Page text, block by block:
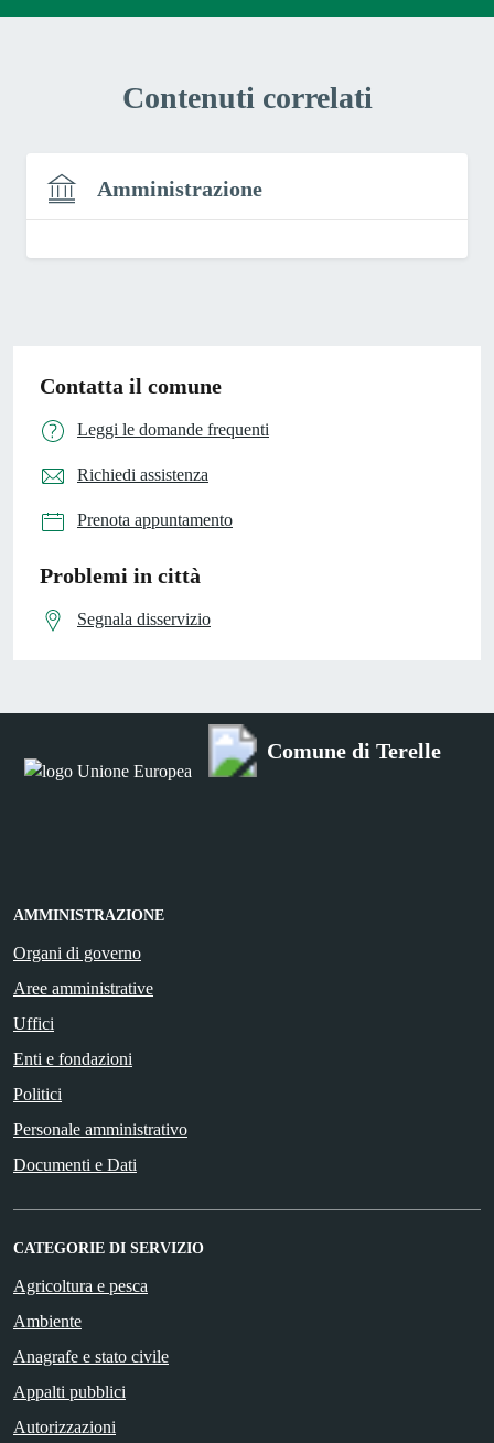
Contenuti correlati
Amministrazione
Contatta il comune
Leggi le domande frequenti
Richiedi assistenza
Prenota appuntamento
Problemi in città
Segnala disservizio
Comune di Terelle
AMMINISTRAZIONE
Organi di governo
Aree amministrative
Uffici
Enti e fondazioni
Politici
Personale amministrativo
Documenti e Dati
CATEGORIE DI SERVIZIO
Agricoltura e pesca
Ambiente
Anagrafe e stato civile
Appalti pubblici
Autorizzazioni